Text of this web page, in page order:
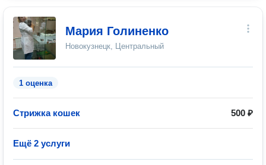
Мария Голиненко
Новокузнецк, Центральный
1 оценка
Стрижка кошек 500 ₽
Ещё 2 услуги